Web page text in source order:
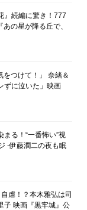
』続編に驚き！777
の星が降る丘で、
をつけて！」 奈緒＆
ずに泣いた」映画
る！“一番怖い”視
-伊藤潤二の夜も眠
虐！？本木雅弘は司
子 映画『黒牢城』公